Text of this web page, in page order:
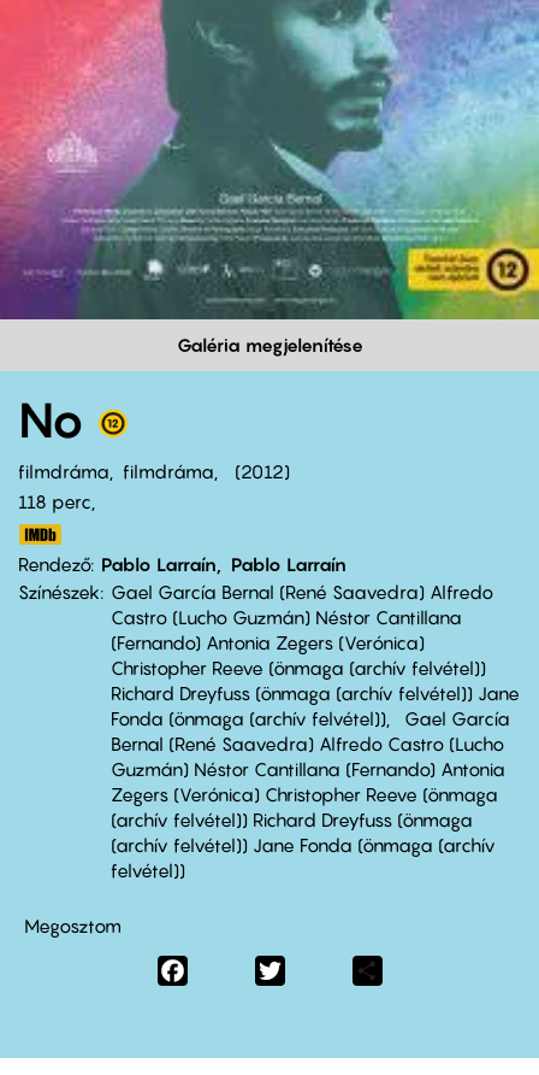
Galéria megjelenítése
No
filmdráma filmdráma
2012
118 perc,
Rendező Pablo Larraín
Pablo Larraín
Színészek
Gael García Bernal (René Saavedra) Alfredo
Castro (Lucho Guzmán) Néstor Cantillana
(Fernando) Antonia Zegers (Verónica)
Christopher Reeve (önmaga (archív felvétel))
Richard Dreyfuss (önmaga (archív felvétel)) Jane
Fonda (önmaga (archív felvétel))
Gael García
Bernal (René Saavedra) Alfredo Castro (Lucho
Guzmán) Néstor Cantillana (Fernando) Antonia
Zegers (Verónica) Christopher Reeve (önmaga
(archív felvétel)) Richard Dreyfuss (önmaga
(archív felvétel)) Jane Fonda (önmaga (archív
felvétel))
Megosztom
Facebook